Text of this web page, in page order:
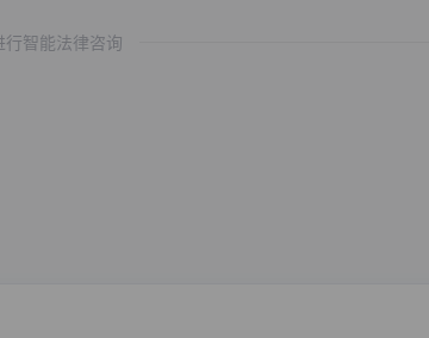
行智能法律咨询